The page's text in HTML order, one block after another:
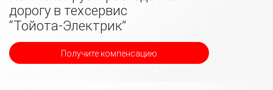
дорогу в техсервис
“Тойота-Электрик”
Получите компенсацию